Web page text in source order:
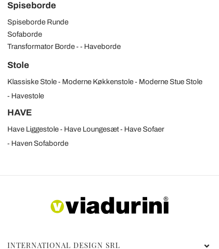
Spiseborde
Spiseborde Runde
Sofaborde
Transformator Borde
Haveborde
Stole
Klassiske Stole Moderne Køkkenstole
Moderne Stue Stole
Havestole
HAVE
Have Liggestole Have Loungesæt
Have Sofaer
Haven Sofaborde
INTERNATIONAL DESIGN SRL